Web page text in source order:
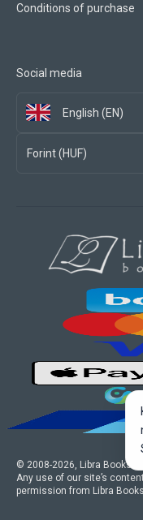
Conditions of purchase
Social media
English (EN)
Forint (HUF)
© 2008-2026 , Libra Books
Any use of our site’s
permission from Libra Books